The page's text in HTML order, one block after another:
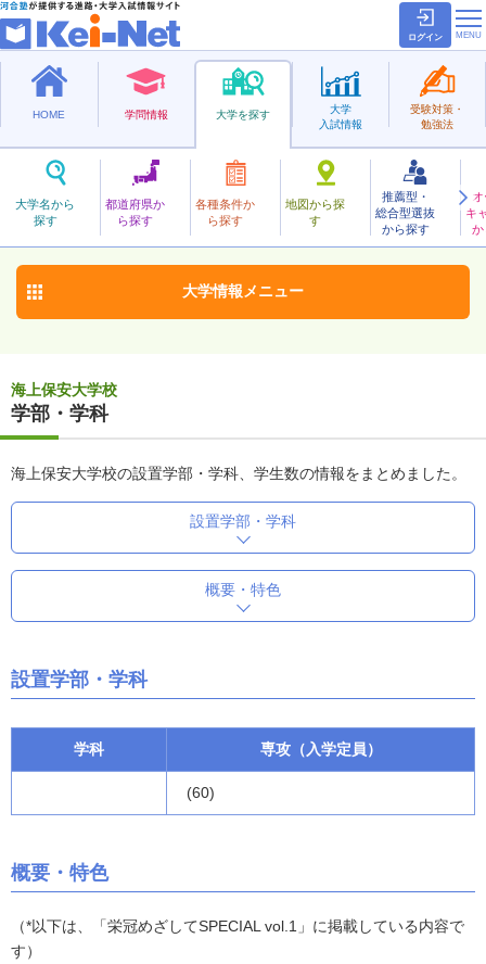
ログイン
HOME 学問情報 大学を探す
大学名から
探す
都道府県か
ら探す
各種条件か
ら探す
地図から探
す
推薦型・
総合型選抜
から探す
キ
か
大学
入試情報
受験対策・
勉強法
大学校
かいじょうほあん
海上保安大学校 お気に入り
大学情報 メニュー
海上保安大学校
学部・学科
海上保安大学校の設置学部・学科、学生数の情報をまとめました。
設置学部・学科
概要・特色
設置学部・学科
学科 専攻（入学定員）
(60)
概要・特色
（*以下は、「栄冠めざしてSPECIAL vol.1」に掲載している内容で
す）